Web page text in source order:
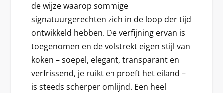
de wijze waarop sommige
signatuurgerechten zich in de loop der tijd
ontwikkeld hebben. De verfijning ervan is
toegenomen en de volstrekt eigen stijl van
koken – soepel, elegant, transparant en
verfrissend, je ruikt en proeft het eiland –
is steeds scherper omlijnd. Een heel